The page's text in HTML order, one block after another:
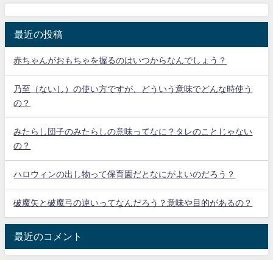
最近の投稿
赤ちゃんがおもちゃを握るのはいつからなんでしょう？
乃至（ないし）の使い方ですが、どういう意味でどんな時使う
の？
みたらし団子のみたらしの意味ってなに？タレのことじゃない
の？
ハロウィンの出し物って保育園だとなにがよいのだろう？
破魔矢と破魔弓の違いってなんだろう？意味や目的があるの？
最近のコメント